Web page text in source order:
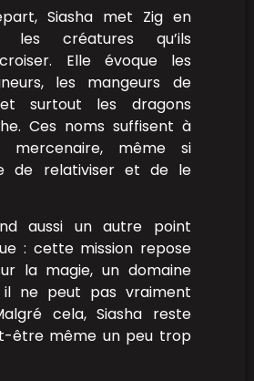
Siasha met Zig en
les créatures qu’ils
Elle évoque les
les mangeurs de
surtout les dragons
Ces noms suffisent à
mercenaire, même si
de relativiser et de le
aussi un autre point
: cette mission repose
la magie, un domaine
il ne peut pas vraiment
cela, Siasha reste
être même un peu trop